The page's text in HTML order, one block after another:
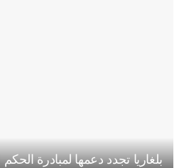
بلغاريا تجدد دعمها لمبادرة الحكم